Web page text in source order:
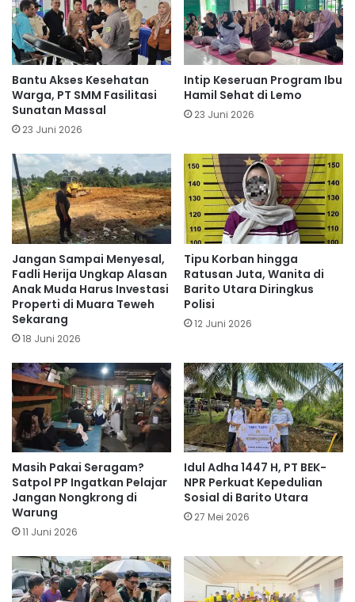
Bantu Akses Kesehatan
Warga, PT SMM Fasilitasi
Sunatan Massal
23 Juni 2026
Intip Keseruan Program Ibu
Hamil Sehat di Lemo
23 Juni 2026
Jangan Sampai Menyesal,
Fadli Herija Ungkap Alasan
Anak Muda Harus Investasi
Properti di Muara Teweh
Sekarang
18 Juni 2026
Tipu Korban hingga
Ratusan Juta, Wanita di
Barito Utara Diringkus
Polisi
12 Juni 2026
Masih Pakai Seragam?
Satpol PP Ingatkan Pelajar
Jangan Nongkrong di
Warung
11 Juni 2026
Idul Adha 1447 H, PT BEK-
NPR Perkuat Kepedulian
Sosial di Barito Utara
27 Mei 2026